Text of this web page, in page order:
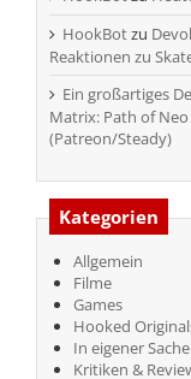
HookBotzu
Reaktionen zu
Ein großartiges
Matrix: Path of
(Patreon/Steady)
Kategorien
Allgemein
Filme
Games
Hooked
In eigener Sache
Kritiken &